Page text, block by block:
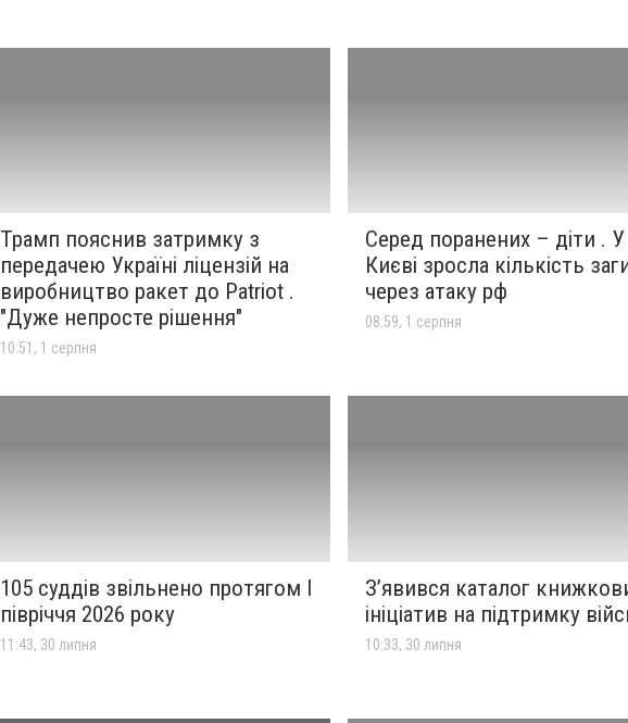
Трамп пояснив затримку з
передачею Україні ліцензій на
виробництво ракет до Patriot .
"Дуже непросте рішення"
10:51, 1 серпня
Серед поранених – діти . У
Києві зросла кількість
через атаку рф
08:59, 1 серпня
105 суддів звільнено протягом I
півріччя 2026 року
11:43, 30 липня
З’явився каталог
ініціатив на підтримку
10:33, 30 липня